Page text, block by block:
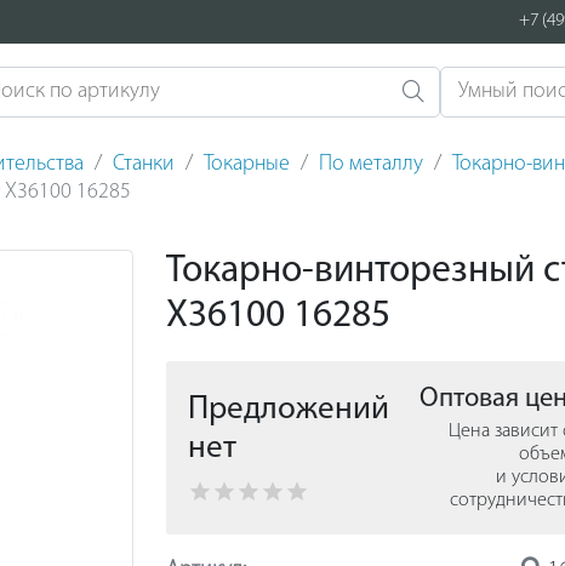
+7
Станки Токарные По металлу
Токарно-
16285
Токарно-винторезный
X36100 16285
Предложений
нет
Оптовая
Цена зависит
и